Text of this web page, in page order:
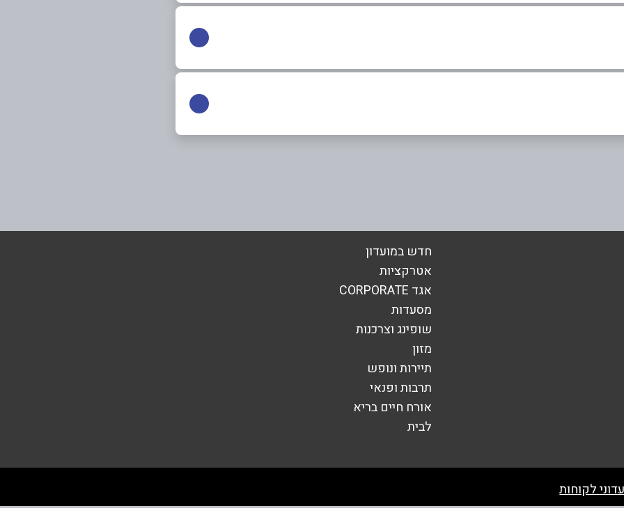
חדש במועדון
אטרקציות
אגד CORPORATE
מסעדות
שופינג וצרכנות
מזון
תיירות ונופש
תרבות ופנאי
אורח חיים בריא
לבית